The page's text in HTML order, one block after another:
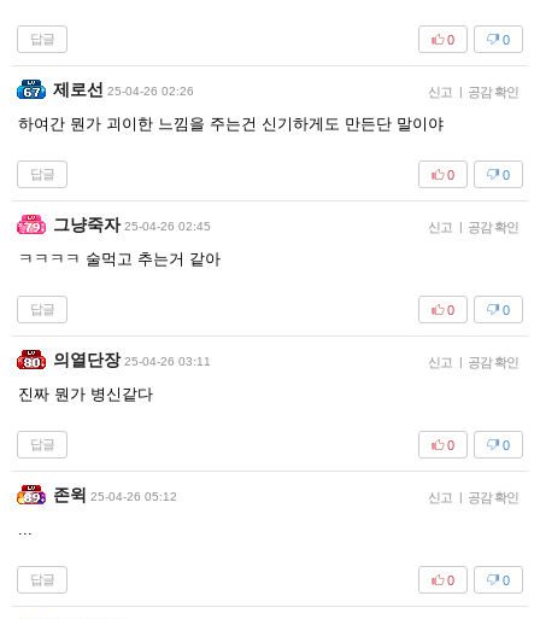
답글 0
0
제로선 25-04-26 02:26 신고 공감 확인
하여간 뭔가 괴이한 느낌을 주는건 신기하게도 만든단 말이야
답글 0
0
그냥죽자 25-04-26 02:45 신고 공감 확인
ㅋㅋㅋㅋ 술먹고 추는거 같아
답글 0
0
의열단장 25-04-26 03:11 신고 공감 확인
진짜 뭔가 병신같다
답글 0
0
존윅 25-04-26 05:12 신고 공감 확인
...
답글 0
0